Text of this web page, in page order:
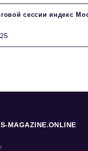
сессии индекс
MAGAZINE.ONLINE